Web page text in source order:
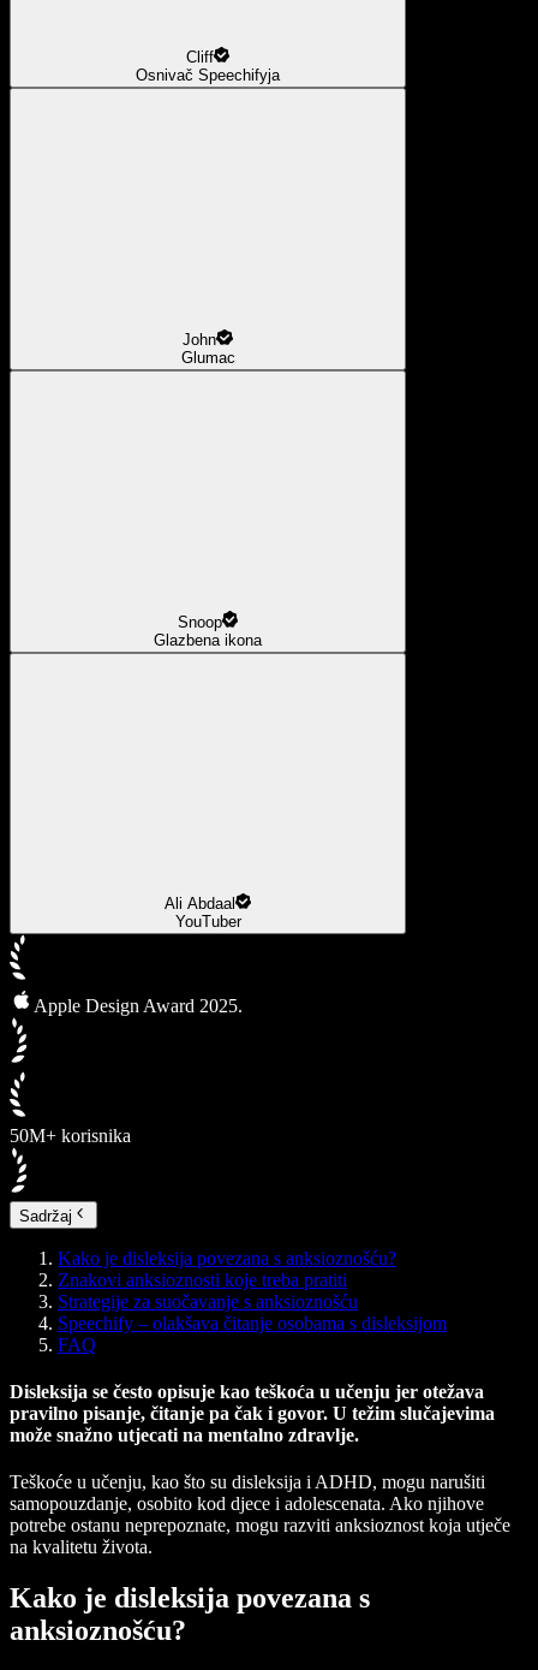
Cliff
Osnivač Speechifyja
John
Glumac
Snoop
Glazbena ikona
Ali Abdaal
YouTuber
Apple Design Award 2025.
50M+ korisnika
Sadržaj
Kako je disleksija povezana s anksioznošću?
Znakovi anksioznosti koje treba pratiti
Strategije za suočavanje s anksioznošću
Speechify – olakšava čitanje osobama s disleksijom
FAQ
Disleksija se često opisuje kao teškoća u učenju jer otežava
pravilno pisanje, čitanje pa čak i govor. U težim slučajevima
može snažno utjecati na mentalno zdravlje.
Teškoće u učenju, kao što su disleksija i ADHD, mogu narušiti
samopouzdanje, osobito kod djece i adolescenata. Ako njihove
potrebe ostanu neprepoznate, mogu razviti anksioznost koja utječe
na kvalitetu života.
Kako je disleksija povezana s
anksioznošću?